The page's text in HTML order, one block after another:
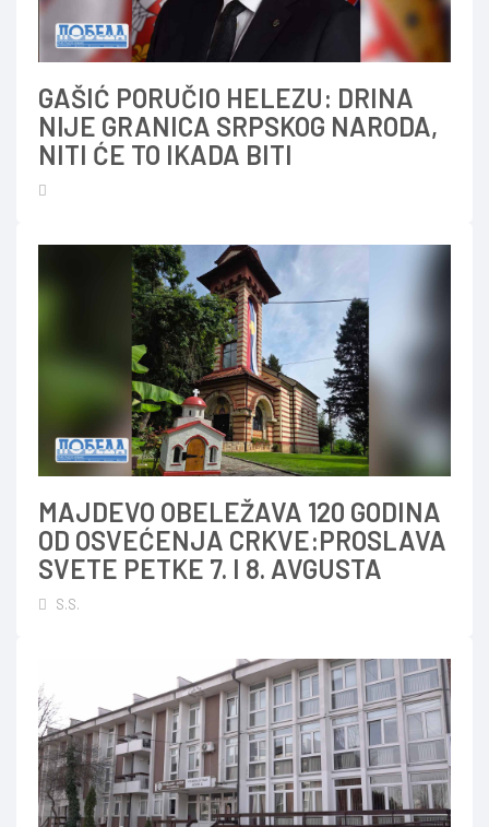
GAŠIĆ PORUČIO HELEZU: DRINA
NIJE GRANICA SRPSKOG NARODA,
NITI ĆE TO IKADA BITI
MAJDEVO OBELEŽAVA 120 GODINA
OD OSVEĆENJA CRKVE:PROSLAVA
SVETE PETKE 7. I 8. AVGUSTA
S.S.